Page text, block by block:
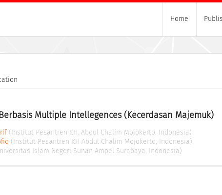
Home
Multiple Intellegences (Kecerdasan Majemuk)
(Institut Pesantren KH. Abdul Chalim Mojokerto, Indonesia)
(Institut Pesantren KH Abdul Chalim Mojokerto, Indonesia)
Islam Negeri Sunan Ampel Surabaya, Indonesia)